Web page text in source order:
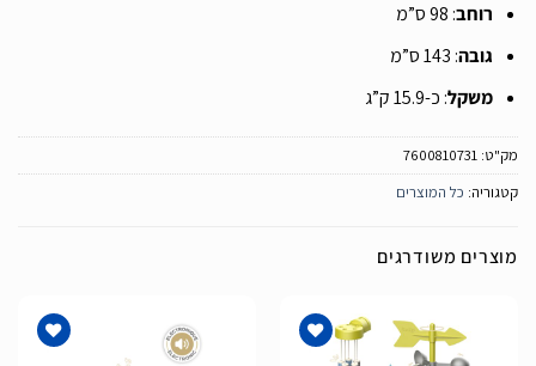
רוחב: 98 ס”מ
גובה: 143 ס”מ
משקל: כ-15.9 ק”ג
מק"ט: 7600810731
קטגוריה: כל המוצרים
מוצרים משודרגים